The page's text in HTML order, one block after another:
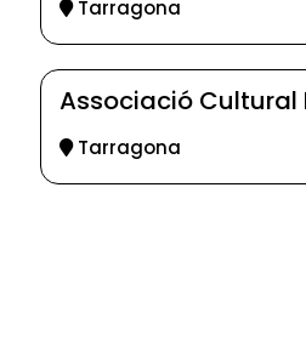
Tarragona
Associació Cultural
Tarragona